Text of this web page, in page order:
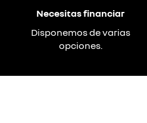
Necesitas financiar
Disponemos de varias
opciones.